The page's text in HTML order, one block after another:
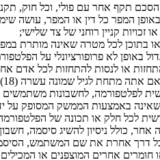
תקף אחר עם פולי, וכל חוק,
המפר כל דין או המפר, עושה
או זכויות קניין רוחני של צד שלישי;
בתוכן לכל מטרה שאינה מותרת
באופן לא פרופורציונלי על
או לנסות להתחזות לכל אדם
אתה מתחת לגיל שמונה עשרה (18);
לפלטפורמה, לחשבונות
באמצעות הממשק המסופק על
לכל חלק או תכונה של
אחר, כולל ניסיון להשיג סיסמה,
דרך אחרת את שם המשתמש,